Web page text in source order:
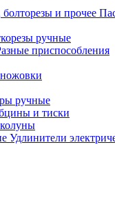
ручные
приспособления
ручные
и тиски
Удлинители